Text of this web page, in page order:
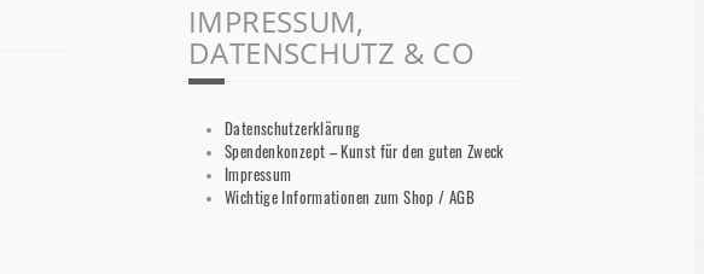
IMPRESSUM,
DATENSCHUTZ & CO
Datenschutzerklärung
Spendenkonzept – Kunst für den guten Zweck
Impressum
Wichtige Informationen zum Shop / AGB